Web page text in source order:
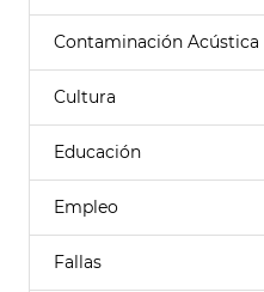
Contaminación Acústica
Cultura
Educación
Empleo
Fallas